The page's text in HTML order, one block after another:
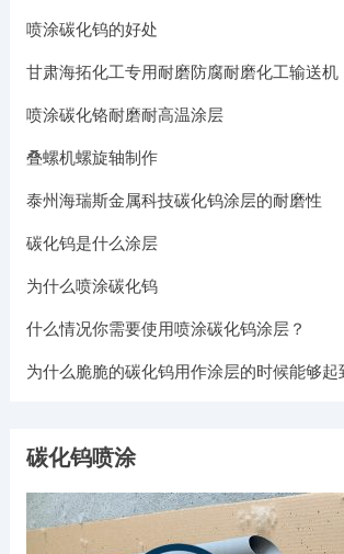
喷涂碳化钨的好处
甘肃海拓化工专用耐磨防腐耐磨化工输送机
喷涂碳化铬耐磨耐高温涂层
叠螺机螺旋轴制作
泰州海瑞斯金属科技碳化钨涂层的耐磨性
碳化钨是什么涂层
为什么喷涂碳化钨
什么情况你需要使用喷涂碳化钨涂层？
为什么脆脆的碳化钨用作涂层的时候能够起
碳化钨喷涂